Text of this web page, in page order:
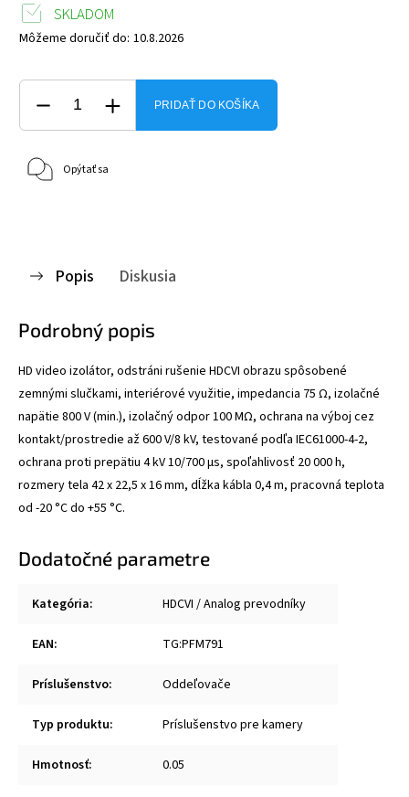
SKLADOM
Môžeme doručiť do: 10.8.2026
PRIDAŤ DO KOŠÍKA
Opýtať sa
Popis Diskusia
Podrobný popis
HD video izolátor, odstráni rušenie HDCVI obrazu spôsobené
zemnými slučkami, interiérové využitie, impedancia 75 Ω, izolačné
napätie 800 V (min.), izolačný odpor 100 MΩ, ochrana na výboj cez
kontakt/prostredie až 600 V/8 kV, testované podľa IEC61000-4-2,
ochrana proti prepätiu 4 kV 10/700 μs, spoľahlivosť 20 000 h,
rozmery tela 42 x 22,5 x 16 mm, dĺžka kábla 0,4 m, pracovná teplota
od -20 °C do +55 °C.
Dodatočné parametre
Kategória: HDCVI / Analog prevodníky
EAN: TG:PFM791
Príslušenstvo: Oddeľovače
Typ produktu: Príslušenstvo pre kamery
Hmotnosť: 0.05